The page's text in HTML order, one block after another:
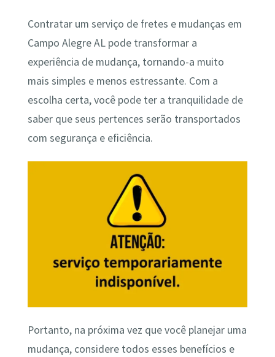
Contratar um serviço de fretes e mudanças em
Campo Alegre AL pode transformar a
experiência de mudança, tornando-a muito
mais simples e menos estressante. Com a
escolha certa, você pode ter a tranquilidade de
saber que seus pertences serão transportados
com segurança e eficiência.
Portanto, na próxima vez que você planejar uma
mudança, considere todos esses benefícios e